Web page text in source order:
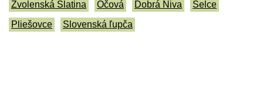
Zvolenská Slatina
Očová Dobrá Niva
Selce
Pliešovce
Slovenská ľupča